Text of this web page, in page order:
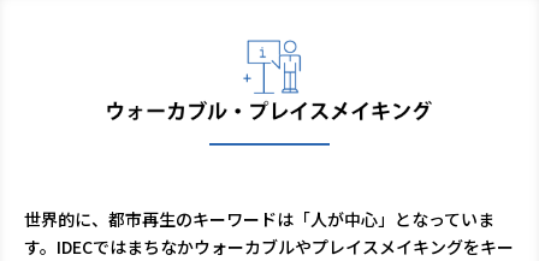
世界的に、都市再生のキーワードは「人が中心」となっていま
す。IDECではまちなかウォーカブルやプレイスメイキングをキー